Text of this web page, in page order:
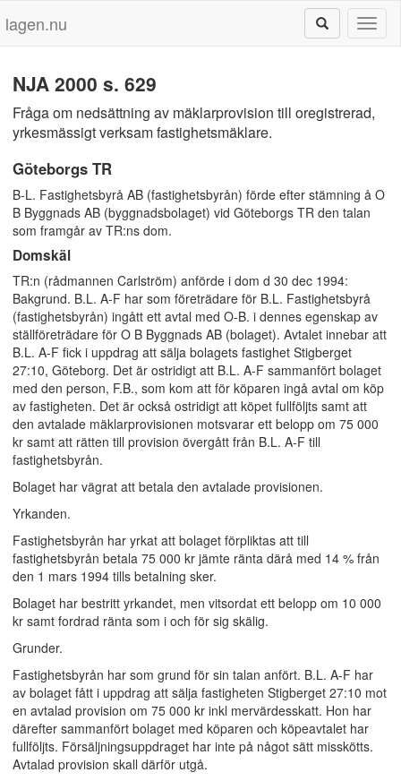
lagen.nu
NJA 2000 s. 629
Fråga om nedsättning av mäklarprovision till oregistrerad,
yrkesmässigt verksam fastighetsmäklare.
Göteborgs TR
B-L. Fastighetsbyrå AB (fastighetsbyrån) förde efter stämning å O
B Byggnads AB (byggnadsbolaget) vid Göteborgs TR den talan
som framgår av TR:ns dom.
Domskäl
TR:n (rådmannen Carlström) anförde i dom d 30 dec 1994:
Bakgrund. B.L. A-F har som företrädare för B.L. Fastighetsbyrå
(fastighetsbyrån) ingått ett avtal med O-B. i dennes egenskap av
ställföreträdare för O B Byggnads AB (bolaget). Avtalet innebar att
B.L. A-F fick i uppdrag att sälja bolagets fastighet Stigberget
27:10, Göteborg. Det är ostridigt att B.L. A-F sammanfört bolaget
med den person, F.B., som kom att för köparen ingå avtal om köp
av fastigheten. Det är också ostridigt att köpet fullföljts samt att
den avtalade mäklarprovisionen motsvarar ett belopp om 75 000
kr samt att rätten till provision övergått från B.L. A-F till
fastighetsbyrån.
Bolaget har vägrat att betala den avtalade provisionen.
Yrkanden.
Fastighetsbyrån har yrkat att bolaget förpliktas att till
fastighetsbyrån betala 75 000 kr jämte ränta därå med 14 % från
den 1 mars 1994 tills betalning sker.
Bolaget har bestritt yrkandet, men vitsordat ett belopp om 10 000
kr samt fordrad ränta som i och för sig skälig.
Grunder.
Fastighetsbyrån har som grund för sin talan anfört. B.L. A-F har
av bolaget fått i uppdrag att sälja fastigheten Stigberget 27:10 mot
en avtalad provision om 75 000 kr inkl mervärdesskatt. Hon har
därefter sammanfört bolaget med köparen och köpeavtalet har
fullföljts. Försäljningsuppdraget har inte på något sätt misskötts.
Avtalad provision skall därför utgå.